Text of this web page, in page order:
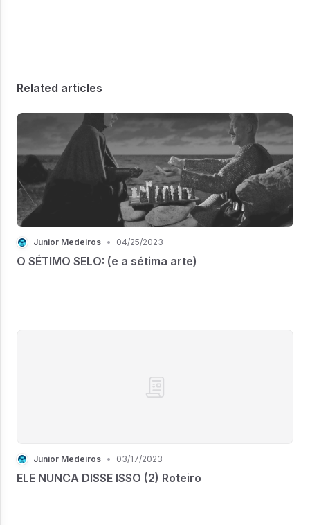
Related articles
Junior Medeiros • 04/25/2023
O SÉTIMO SELO: (e a sétima arte)
Junior Medeiros • 03/17/2023
ELE NUNCA DISSE ISSO (2) Roteiro